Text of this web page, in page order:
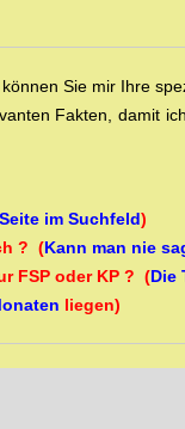
Sie mir Ihre
Fakten, damit
im Suchfeld)
? (Kann man nie
FSP oder KP ? (Die
liegen)